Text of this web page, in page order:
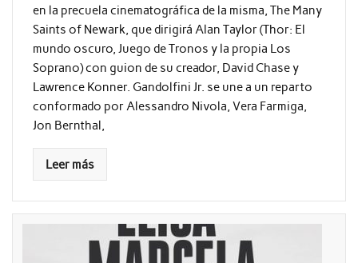
en la precuela cinematográfica de la misma, The Many
Saints of Newark, que dirigirá Alan Taylor (Thor: El
mundo oscuro, Juego de Tronos y la propia Los
Soprano) con guion de su creador, David Chase y
Lawrence Konner. Gandolfini Jr. se une a un reparto
conformado por Alessandro Nivola, Vera Farmiga,
Jon Bernthal,
Leer más